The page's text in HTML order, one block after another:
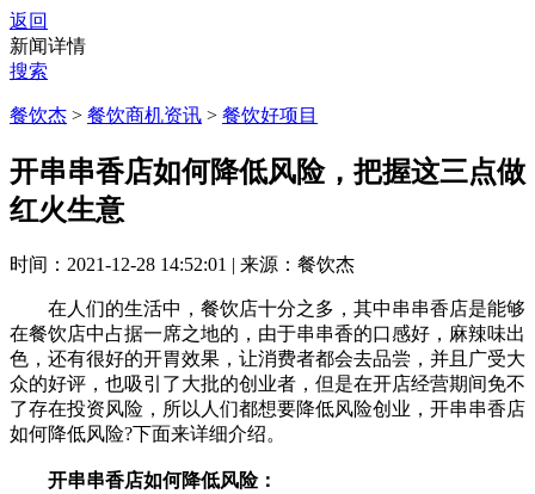
返回
新闻详情
搜索
餐饮杰 > 餐饮商机资讯 > 餐饮好项目
开串串香店如何降低风险，把握这三点做
红火生意
时间：2021-12-28 14:52:01 | 来源：餐饮杰
在人们的生活中，餐饮店十分之多，其中串串香店是能够
在餐饮店中占据一席之地的，由于串串香的口感好，麻辣味出
色，还有很好的开胃效果，让消费者都会去品尝，并且广受大
众的好评，也吸引了大批的创业者，但是在开店经营期间免不
了存在投资风险，所以人们都想要降低风险创业，开串串香店
如何降低风险?下面来详细介绍。
开串串香店如何降低风险：